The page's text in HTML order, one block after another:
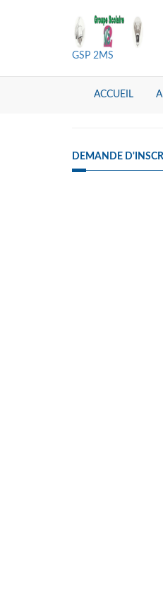
GSP 2MS
ACCUEIL
DEMANDE